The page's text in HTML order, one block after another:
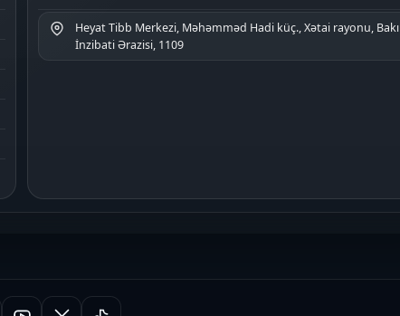
Heyat Tibb Merkezi, Məhəmməd Hadi küç., Xətai rayonu, Bakı
İnzibati Ərazisi, 1109